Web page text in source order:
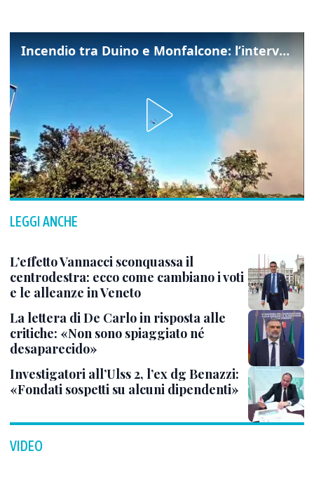
Incendio tra Duino e Monfalcone: l’intervento dei vigili del fuoco
LEGGI ANCHE
L’effetto Vannacci sconquassa il
centrodestra: ecco come cambiano i voti
e le alleanze in Veneto
La lettera di De Carlo in risposta alle
critiche: «Non sono spiaggiato né
desaparecido»
Investigatori all’Ulss 2, l’ex dg Benazzi:
«Fondati sospetti su alcuni dipendenti»
VIDEO